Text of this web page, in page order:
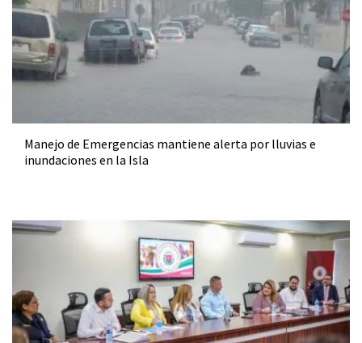
Manejo de Emergencias mantiene alerta por lluvias e
inundaciones en la Isla